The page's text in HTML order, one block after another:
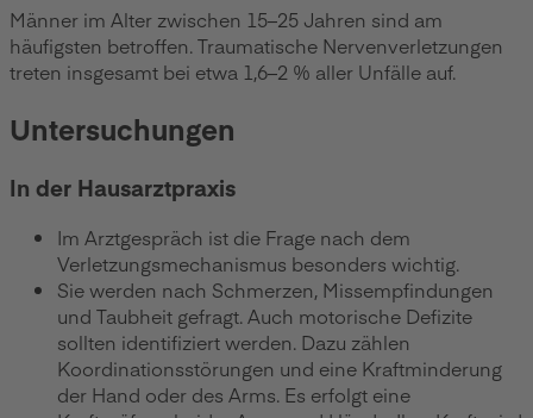
Männer im Alter zwischen 15–25 Jahren sind am
häufigsten betroffen. Traumatische Nervenverletzungen
treten insgesamt bei etwa 1,6–2 % aller Unfälle auf.
Untersuchungen
In der Hausarztpraxis
Im Arztgespräch ist die Frage nach dem
Verletzungsmechanismus besonders wichtig.
Sie werden nach Schmerzen, Missempfindungen
und Taubheit gefragt. Auch motorische Defizite
sollten identifiziert werden. Dazu zählen
Koordinationsstörungen und eine Kraftminderung
der Hand oder des Arms. Es erfolgt eine